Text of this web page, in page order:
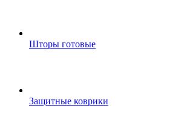
Шторы готовые
Защитные коврики